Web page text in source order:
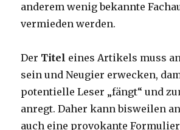
anderem wenig bekannte
vermieden werden.
Der Titel eines Artikels muss
sein und Neugier erwecken,
potentielle Leser „fängt“ und
anregt. Daher kann bisweilen
auch eine provokante